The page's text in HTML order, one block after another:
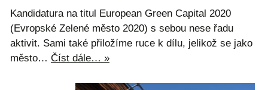
Kandidatura na titul European Green Capital 2020
(Evropské Zelené město 2020) s sebou nese řadu
aktivit. Sami také přiložíme ruce k dílu, jelikož se jako
město… Číst dále… »